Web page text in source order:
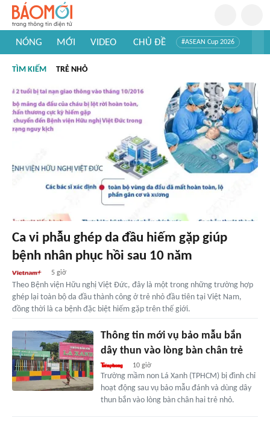
NÓNG MỚI VIDEO CHỦ ĐỀ #ASEAN Cup 2026
#Khám phá thế giới
TÌM KIẾM TRẺ NHỎ
Ca vi phẫu ghép da đầu hiếm gặp giúp
bệnh nhân phục hồi sau 10 năm
5 giờ
Theo Bệnh viện Hữu nghị Việt Đức, đây là một trong những trường hợp
ghép lại toàn bộ da đầu thành công ở trẻ nhỏ đầu tiên tại Việt Nam,
đồng thời là ca bệnh đặc biệt hiếm gặp trên thế giới.
Thông tin mới vụ bảo mẫu bắn
dây thun vào lòng bàn chân trẻ
10 giờ
Trường mầm non Lá Xanh (TPHCM) bị đình chỉ
hoạt động sau vụ bảo mẫu đánh và dùng dây
thun bắn vào lòng bàn chân hai trẻ nhỏ.